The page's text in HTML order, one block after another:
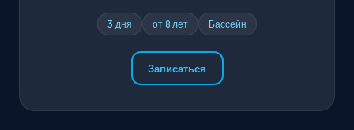
3 дня от 8 лет Бассейн
Записаться